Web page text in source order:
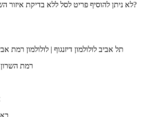
לא ניתן להוסיף פריט לסל ללא בדיקת איזור השילוח. האם ברצונך לסגור?
תל אביב לולולמון דיזנגוף | לולולמון רמת
רמת השרון